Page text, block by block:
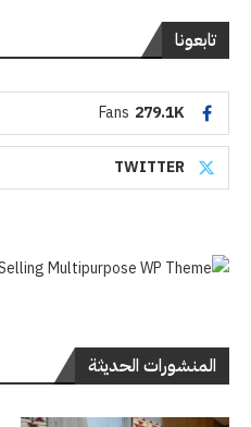
تابعونا
279.1K
Fans
TWITTER
المنشورات الحديثة